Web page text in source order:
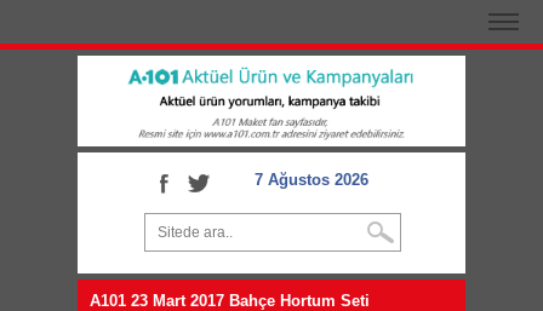
7 Ağustos 2026
A101 23 Mart 2017 Bahçe Hortum Seti